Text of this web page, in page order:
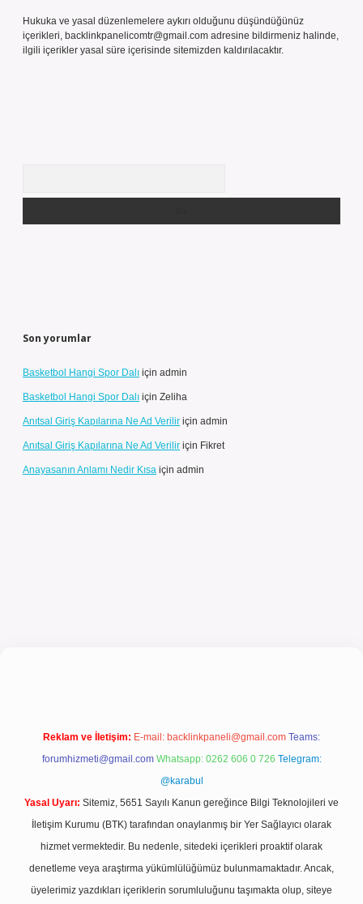
Hukuka ve yasal düzenlemelere aykırı olduğunu düşündüğünüz
içerikleri, backlinkpanelicomtr@gmail.com adresine bildirmeniz halinde,
ilgili içerikler yasal süre içerisinde sitemizden kaldırılacaktır.
Son yorumlar
Basketbol Hangi Spor Dalı için admin
Basketbol Hangi Spor Dalı için Zeliha
Anıtsal Giriş Kapılarına Ne Ad Verilir için admin
Anıtsal Giriş Kapılarına Ne Ad Verilir için Fikret
Anayasanın Anlamı Nedir Kısa için admin
Reklam ve İletişim: E-mail: backlinkpaneli@gmail.com Teams:
forumhizmeti@gmail.com Whatsapp: 0262 606 0 726 Telegram:
@karabul
Yasal Uyarı: Sitemiz, 5651 Sayılı Kanun gereğince Bilgi Teknolojileri ve
İletişim Kurumu (BTK) tarafından onaylanmış bir Yer Sağlayıcı olarak
hizmet vermektedir. Bu nedenle, sitedeki içerikleri proaktif olarak
denetleme veya araştırma yükümlülüğümüz bulunmamaktadır. Ancak,
üyelerimiz yazdıkları içeriklerin sorumluluğunu taşımakta olup, siteye